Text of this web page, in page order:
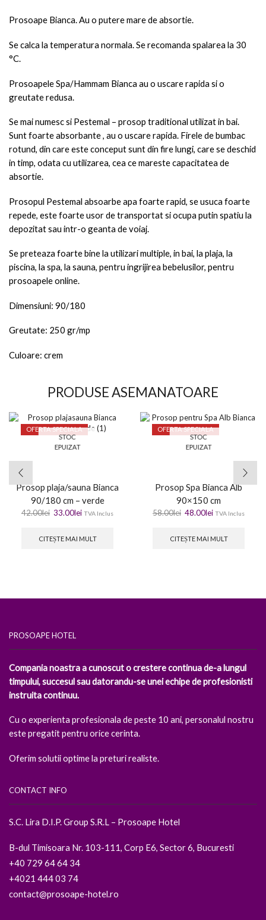
Prosoape Bianca. Au o putere mare de absortie.
Se calca la temperatura normala. Se recomanda spalarea la 30
°C.
Prosoapele Spa/Hammam Bianca au o uscare rapida si o
greutate redusa.
Se mai numesc si Pestemal – prosop traditional utilizat in bai.
Sunt foarte absorbante , au o uscare rapida. Firele de bumbac
rotund, din care este conceput sunt din fire lungi, care se deschid
in timp, odata cu utilizarea, cea ce mareste capacitatea de
absortie.
Prosopul Pestemal absoarbe apa foarte rapid, se usuca foarte
repede, este foarte usor de transportat si ocupa putin spatiu la
depozitat sau intr-o geanta de voiaj.
Se preteaza foarte bine la utilizari multiple, in bai, la plaja, la
piscina, la spa, la sauna, pentru ingrijirea bebelusilor, pentru
prosoapele online.
Dimensiuni: 90/180
Greutate: 250 gr/mp
Culoare: crem
PRODUSE ASEMANATOARE
OFERTA SPECIALA
STOC
EPUIZAT
Prosop plaja/sauna Bianca
90/180 cm – verde
42.00lei 33.00lei TVA Inclus
CITEȘTE MAI MULT
OFERTA SPECIALA
STOC
EPUIZAT
Prosop Spa Bianca Alb
90×150 cm
58.00lei 48.00lei TVA Inclus
CITEȘTE MAI MULT
PROSOAPE HOTEL
Compania noastra a cunoscut o crestere continua de-a lungul
timpului, succesul sau datorandu-se unei echipe de profesionisti
instruita continuu.
Cu o experienta profesionala de peste 10 ani, personalul nostru
este pregatit pentru orice cerinta.
Oferim solutii optime la preturi realiste.
CONTACT INFO
S.C. Lira D.I.P. Group S.R.L – Prosoape Hotel
B-dul Timisoara Nr. 103-111, Corp E6, Sector 6, Bucuresti
+40 729 64 64 34
+4021 444 03 74
contact@prosoape-hotel.ro